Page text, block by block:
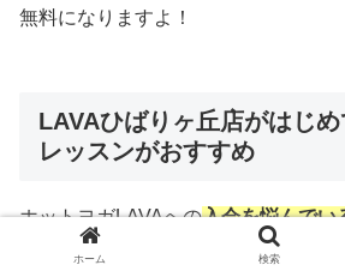
無料になりますよ！
LAVAひばりヶ丘店がはじ
レッスンがおすすめ
ホットヨガLAVAへの入会を悩んでい
スンを受けてみることをおすすめしま
ホーム 検索